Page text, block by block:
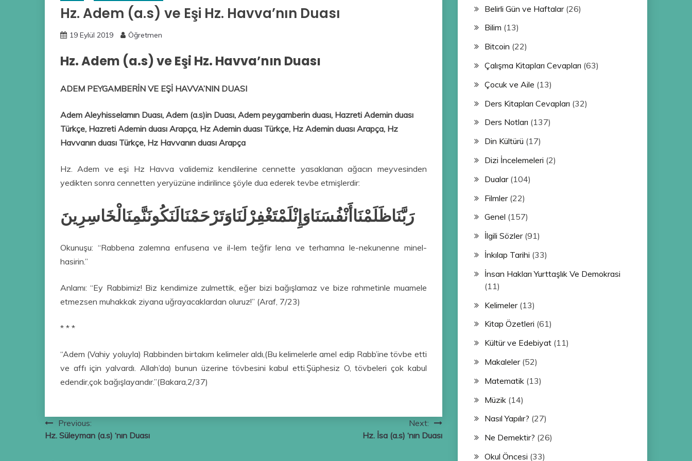
Hz. Adem (a.s) ve Eşi Hz. Havva’nın Duası
19 Eylül 2019 Öğretmen
Hz. Adem (a.s) ve Eşi Hz. Havva’nın Duası
ADEM PEYGAMBERİN VE EŞİ HAVVA’NIN DUASI
Adem Aleyhisselamın Duası, Adem (a.s)in Duası, Adem peygamberin duası, Hazreti Ademin duası
Türkçe, Hazreti Ademin duası Arapça, Hz Ademin duası Türkçe, Hz Ademin duası Arapça, Hz
Havvanın duası Türkçe, Hz Havvanın duası Arapça
Hz. Adem ve eşi Hz Havva validemiz kendilerine cennette yasaklanan ağacın meyvesinden
yedikten sonra cennetten yeryüzüne indirilince şöyle dua ederek tevbe etmişlerdir:
رَبَّنَاظَلَمْنَاأَنْفُسَنَاوَإِنْلَمْتَغْفِرْلَنَاوَتَرْحَمْنَالَنَكُونَنَّمِنَالْخَاسِرِينَ
Okunuşu: “Rabbena zalemna enfusena ve il-lem teğfir lena ve terhamna le-nekunenne minel-
hasirin.”
Anlamı: “Ey Rabbimiz! Biz kendimize zulmettik, eğer bizi bağışlamaz ve bize rahmetinle muamele
etmezsen muhakkak ziyana uğrayacaklardan oluruz!” (Araf, 7/23)
* * *
“Adem (Vahiy yoluyla) Rabbinden birtakım kelimeler aldı,(Bu kelimelerle amel edip Rabb’ine tövbe etti
ve affı için yalvardı. Allah’da) bunun üzerine tövbesini kabul etti.Şüphesiz O, tövbeleri çok kabul
edendir,çok bağışlayandır.”(Bakara,2/37)
Yazı
gezinmesi
Previous:
Hz. Süleyman (a.s) ‘nın Duası
Next:
Hz. İsa (a.s) ‘nın Duası
Belirli Gün ve Haftalar(26)
Bilim (13)
Bitcoin (22)
Çalışma Kitapları Cevapları (63)
Çocuk ve Aile (13)
Ders Kitapları Cevapları (32)
Ders Notları (137)
Din Kültürü (17)
Dizi İncelemeleri (2)
Dualar(104)
Filmler(22)
Genel (157)
İlgili Sözler(91)
İnkılap Tarihi (33)
İnsan Hakları Yurttaşlık Ve Demokrasi
(11)
Kelimeler(13)
Kitap Özetleri (61)
Kültür ve Edebiyat(11)
Makaleler(52)
Matematik(13)
Müzik(14)
Nasıl Yapılır? (27)
Ne Demektir? (26)
Okul Öncesi (33)